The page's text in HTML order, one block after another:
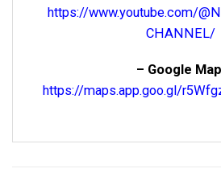
https://www.youtube.com/
CHANNEL/
– Google
https://maps.app.goo.gl/